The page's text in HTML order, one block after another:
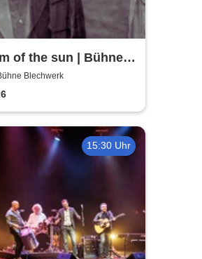
of the sun | Bühne
Blechwerk
15:30 Uhr